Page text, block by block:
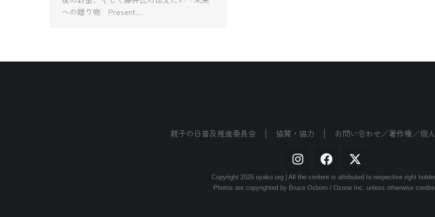
への贈り物 Present…
親子の日普及推進委員会 協賛・協力 お問い合わせ／著作権／個
Copyright 2026 oyako.org | All the content is attributed to respective right
Photos are copyrighted by Bruce Osborn / Ozone Inc. unless otherwise